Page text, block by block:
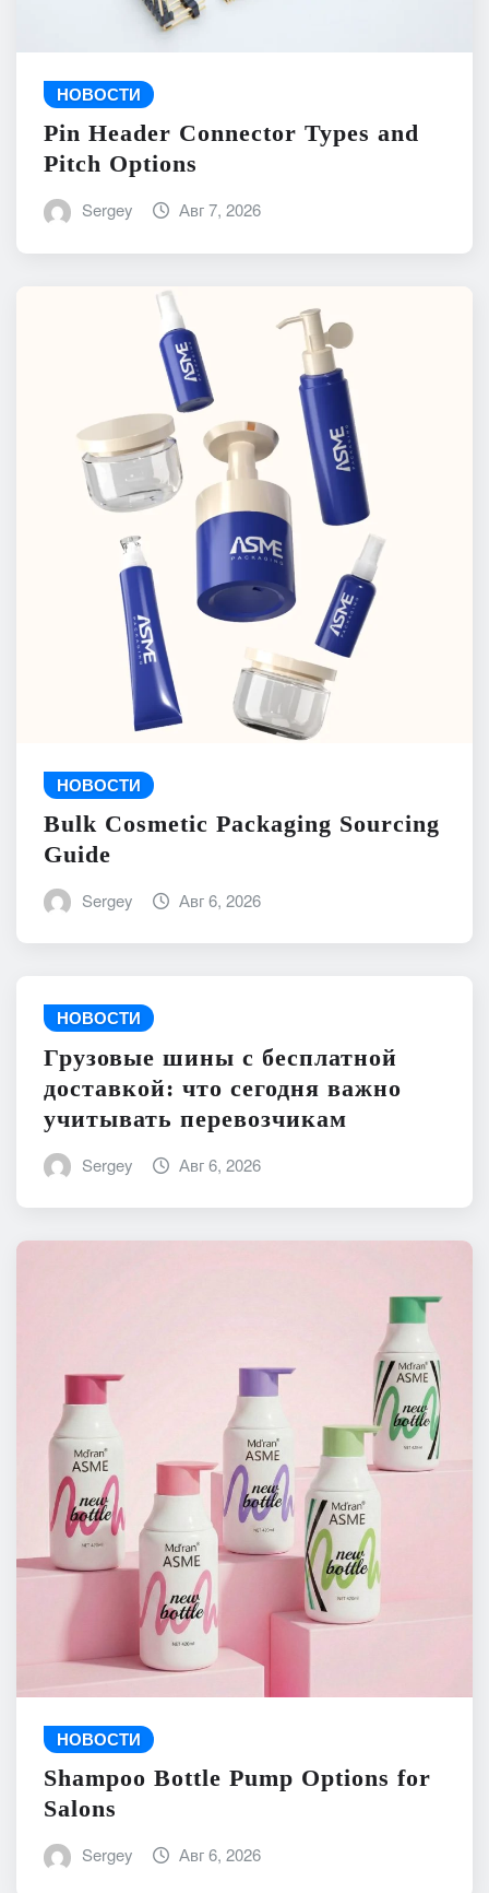
НОВОСТИ
Pin Header Connector Types and
Pitch Options
Sergey Авг 7, 2026
НОВОСТИ
Bulk Cosmetic Packaging Sourcing
Guide
Sergey Авг 6, 2026
НОВОСТИ
Грузовые шины с бесплатной
доставкой: что сегодня важно
учитывать перевозчикам
Sergey Авг 6, 2026
НОВОСТИ
Shampoo Bottle Pump Options for
Salons
Sergey Авг 6, 2026